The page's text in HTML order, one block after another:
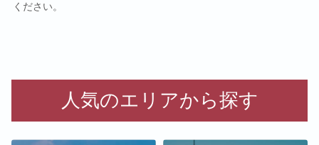
ください。
人気のエリアから探す